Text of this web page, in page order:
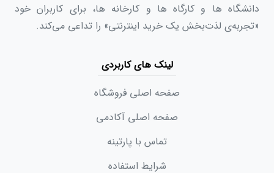
دانشگاه ها و کارگاه ها و کارخانه ها، برای کاربران خود
«تجربه‌ی لذت‌بخش یک خرید اینترنتی» را تداعی می‌کند.
لینک های کاربردی
صفحه اصلی فروشگاه
صفحه اصلی آکادمی
تماس با پارتینه
شرایط استفاده